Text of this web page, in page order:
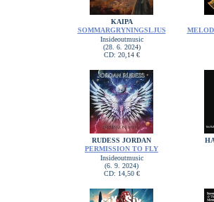
KAIPA
SOMMARGRYNINGSLJUS
Insideoutmusic
(28. 6. 2024)
CD: 20,14 €
RUDESS JORDAN
PERMISSION TO FLY
Insideoutmusic
(6. 9. 2024)
CD: 14,50 €